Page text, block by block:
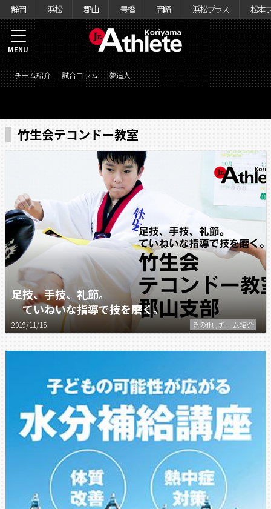
静岡 浜松 郡山 豊橋 岡崎 浜松プラス 松本
チーム紹介 試合コラム 夢追人
MENU
竹生会テコンドー教室
足技、手技、礼節。
ていねいな指導で技を磨く。
2019/11/15 その他 ,チーム紹介